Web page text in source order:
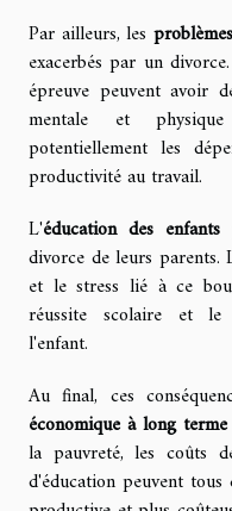
Par ailleurs, les
exacerbés par un
épreuve peuvent avoir
mentale et
potentiellement les
productivité au travail.
L'éducation des enfants
divorce de leurs parents.
et le stress lié à ce
réussite scolaire et le
l'enfant.
Au final, ces
économique à long terme
la pauvreté, les coûts
d'éducation peuvent